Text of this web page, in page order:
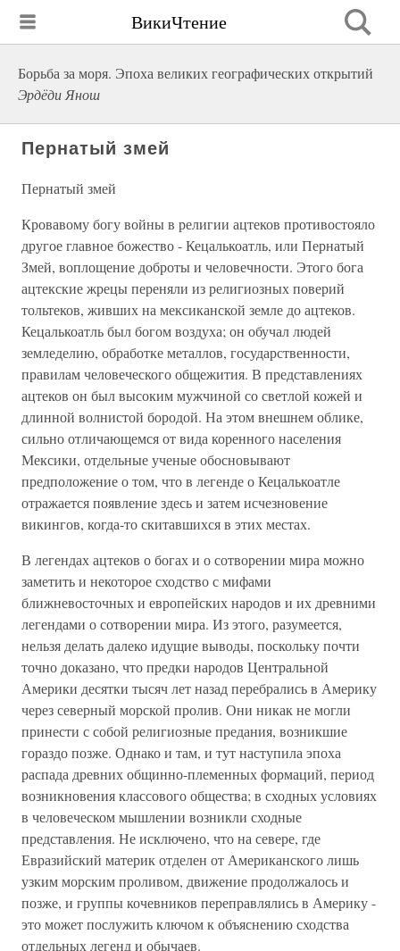
ВикиЧтение
Борьба за моря. Эпоха великих географических открытий
Эрдёди Янош
Пернатый змей
Пернатый змей
Кровавому богу войны в религии ацтеков противостояло
другое главное божество - Кецалькоатль, или Пернатый
Змей, воплощение доброты и человечности. Этого бога
ацтекские жрецы переняли из религиозных поверий
тольтеков, живших на мексиканской земле до ацтеков.
Кецалькоатль был богом воздуха; он обучал людей
земледелию, обработке металлов, государственности,
правилам человеческого общежития. В представлениях
ацтеков он был высоким мужчиной со светлой кожей и
длинной волнистой бородой. На этом внешнем облике,
сильно отличающемся от вида коренного населения
Мексики, отдельные ученые обосновывают
предположение о том, что в легенде о Кецалькоатле
отражается появление здесь и затем исчезновение
викингов, когда-то скитавшихся в этих местах.
В легендах ацтеков о богах и о сотворении мира можно
заметить и некоторое сходство с мифами
ближневосточных и европейских народов и их древними
легендами о сотворении мира. Из этого, разумеется,
нельзя делать далеко идущие выводы, поскольку почти
точно доказано, что предки народов Центральной
Америки десятки тысяч лет назад перебрались в Америку
через северный морской пролив. Они никак не могли
принести с собой религиозные предания, возникшие
гораздо позже. Однако и там, и тут наступила эпоха
распада древних общинно-племенных формаций, период
возникновения классового общества; в сходных условиях
в человеческом мышлении возникли сходные
представления. Не исключено, что на севере, где
Евразийский материк отделен от Американского лишь
узким морским проливом, движение продолжалось и
позже, и группы кочевников переправлялись в Америку -
это может послужить ключом к объяснению сходства
отдельных легенд и обычаев.